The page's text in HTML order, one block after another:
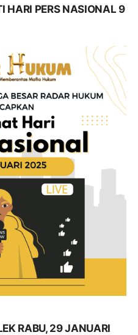
HARI PERS NASIONAL 9
RABU, 29 JANUARI